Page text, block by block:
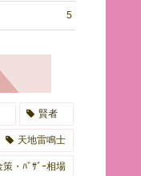
5
賢者
天地雷鳴士
策・ﾊﾞｻﾞｰ相場